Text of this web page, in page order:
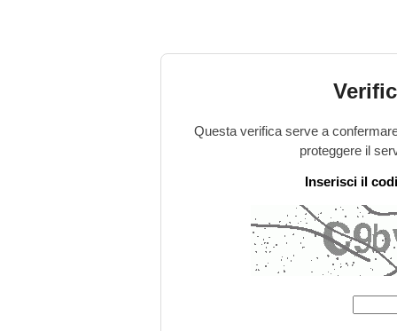
Questa verifica serve a
proteggere il
Inserisci il